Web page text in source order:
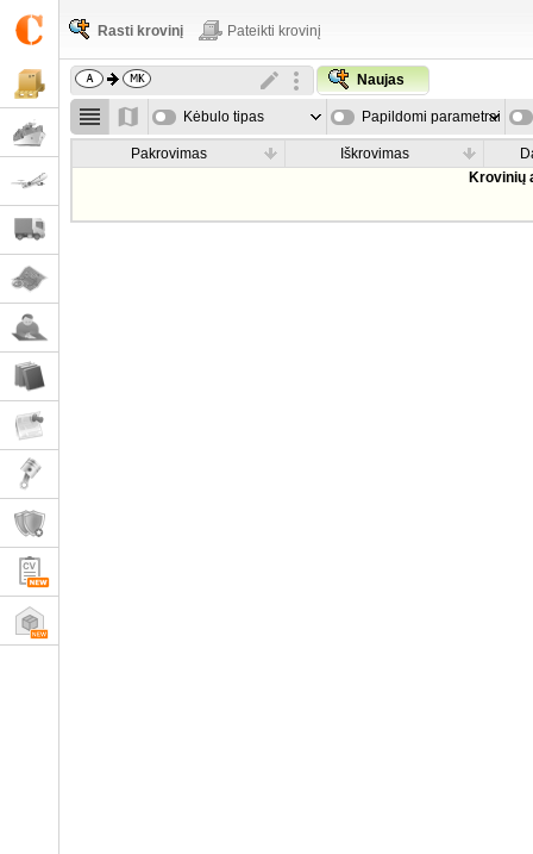
Rasti krovinį Pateikti krovinį
Naujas
Kėbulo tipas Papildomi parametrai
Pakrovimas Iškrovimas
Krovinių